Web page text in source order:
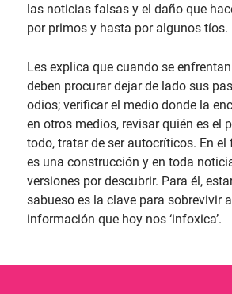
las noticias falsas y el daño que
por primos y hasta por algunos tíos.
Les explica que cuando se
deben procurar dejar de lado sus
odios; verificar el medio donde la
en otros medios, revisar quién es el
todo, tratar de ser autocríticos. En el
es una construcción y en toda
versiones por descubrir. Para él,
sabueso es la clave para sobrevivir
información que hoy nos ‘infoxica’.